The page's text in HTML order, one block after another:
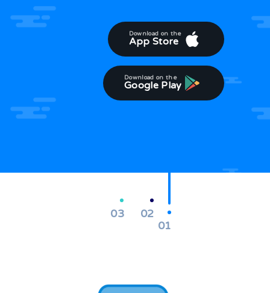
Download on the
App Store
Download on the
Google Play
01
02
03